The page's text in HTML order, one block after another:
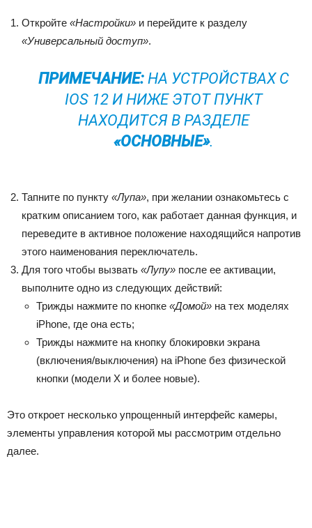
Откройте «Настройки» и перейдите к разделу
«Универсальный доступ».
ПРИМЕЧАНИЕ:НА УСТРОЙСТВАХ С
IOS 12 И НИЖЕ ЭТОТ ПУНКТ
НАХОДИТСЯ В РАЗДЕЛЕ
«ОСНОВНЫЕ».
Тапните по пункту «Лупа», при желании ознакомьтесь с
кратким описанием того, как работает данная функция, и
переведите в активное положение находящийся напротив
этого наименования переключатель.
Для того чтобы вызвать «Лупу» после ее активации,
выполните одно из следующих действий:
Трижды нажмите по кнопке «Домой» на тех моделях
iPhone, где она есть;
Трижды нажмите на кнопку блокировки экрана
(включения/выключения) на iPhone без физической
кнопки (модели X и более новые).
Это откроет несколько упрощенный интерфейс камеры,
элементы управления которой мы рассмотрим отдельно
далее.